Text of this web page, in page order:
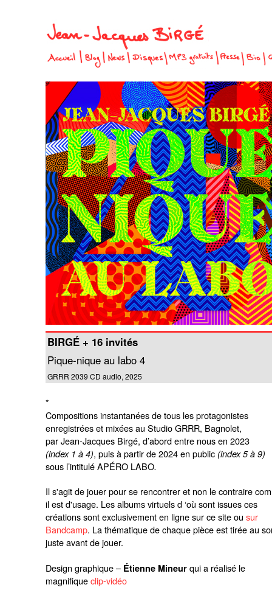
BIRGÉ + 16 invités
Pique-nique au labo 4
GRRR 2039 CD audio, 2025
*
Compositions instantanées de tous les protagonistes
enregistrées et mixées au Studio GRRR, Bagnolet,
par Jean-Jacques Birgé, d’abord entre nous en 2023
(index 1 à 4), puis à partir de 2024 en public (index 5 à 9)
sous l’intitulé APÉRO LABO.
Il s'agit de jouer pour se rencontrer et non le contraire
il est d'usage. Les albums virtuels d ‘où sont issues ces
créations sont exclusivement en ligne sur ce site ou sur
Bandcamp. La thématique de chaque pièce est tirée au
juste avant de jouer.
Design graphique – Étienne Mineur qui a réalisé le
magnifiqueclip-vidéo